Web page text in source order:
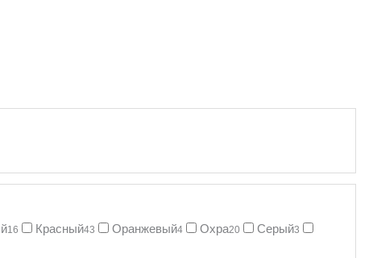
16 Красный43 Оранжевый4 Охра20 Серый3